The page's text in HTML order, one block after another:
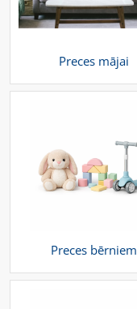
Preces mājai
Preces bērniem